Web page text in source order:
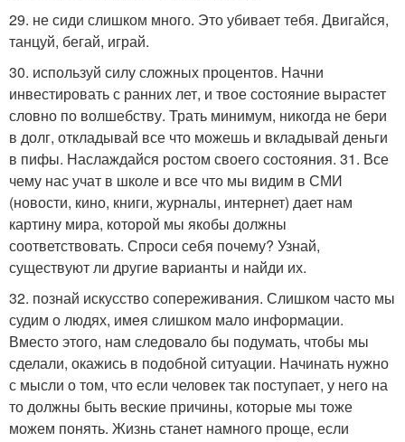
29. не сиди слишком много. Это убивает тебя. Двигайся,
танцуй, бегай, играй.
30. используй силу сложных процентов. Начни
инвестировать с ранних лет, и твое состояние вырастет
словно по волшебству. Трать минимум, никогда не бери
в долг, откладывай все что можешь и вкладывай деньги
в пифы. Наслаждайся ростом своего состояния. 31. Все
чему нас учат в школе и все что мы видим в СМИ
(новости, кино, книги, журналы, интернет) дает нам
картину мира, которой мы якобы должны
соответствовать. Спроси себя почему? Узнай,
существуют ли другие варианты и найди их.
32. познай искусство сопереживания. Слишком часто мы
судим о людях, имея слишком мало информации.
Вместо этого, нам следовало бы подумать, чтобы мы
сделали, окажись в подобной ситуации. Начинать нужно
с мысли о том, что если человек так поступает, у него на
то должны быть веские причины, которые мы тоже
можем понять. Жизнь станет намного проще, если